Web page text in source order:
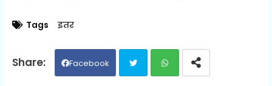
Tags इतर
Facebook